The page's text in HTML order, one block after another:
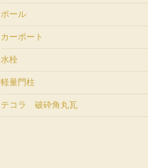
ポール
カーポート
水栓
軽量門柱
テコラ 破砕角丸瓦